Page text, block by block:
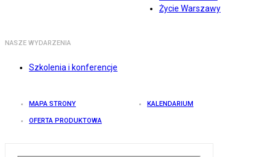
Życie Warszawy
NASZE WYDARZENIA
Szkolenia i konferencje
MAPA STRONY KALENDARIUM
OFERTA PRODUKTOWA